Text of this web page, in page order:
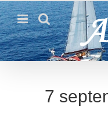
Passer
au
contenu
7